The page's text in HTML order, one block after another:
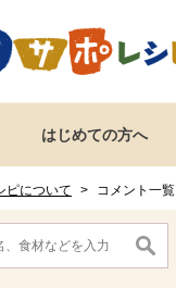
はじめての方へ
ピについて > コメント一覧
材検索メニューです。
ニューここまで。
です。